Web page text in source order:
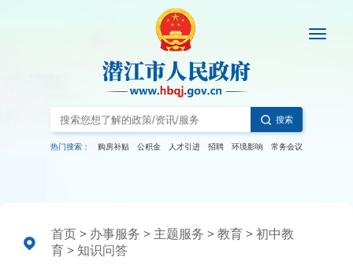
搜索
热门搜索： 购房补贴 公积金 人才引进 招聘 环境影响 常务会议
首页 > 办事服务 > 主题服务 > 教育 > 初中教
育 > 知识问答